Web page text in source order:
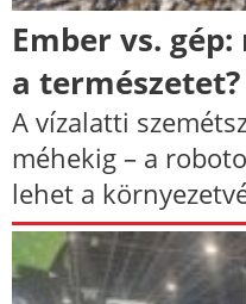
Ember vs.
a természetet?
A vízalatti
méhekig – a
lehet a